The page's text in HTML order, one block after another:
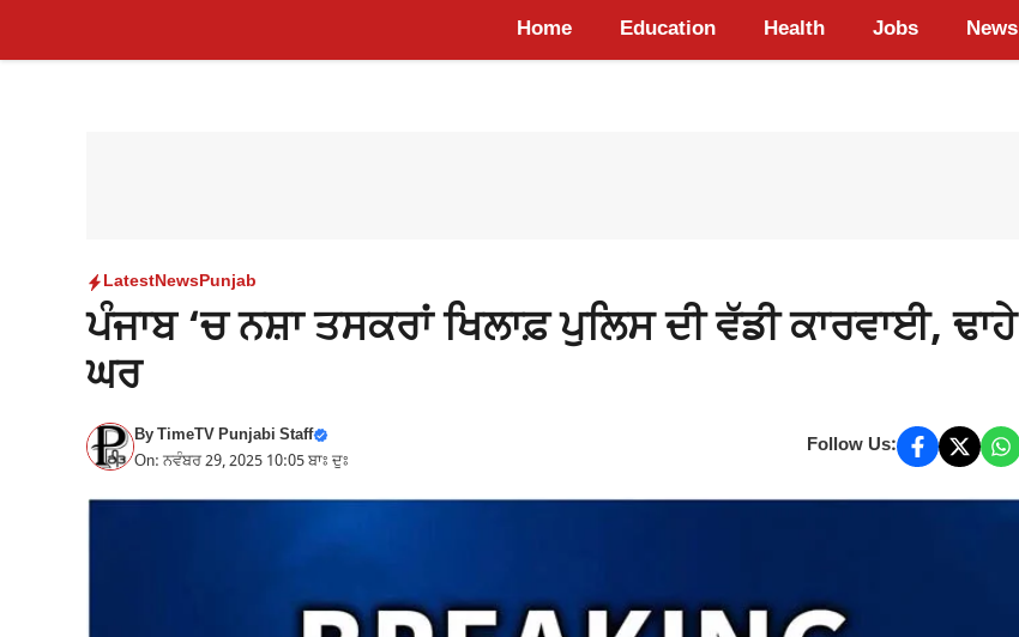
Home Education Health Jobs News
LatestNewsPunjab
ਪੰਜਾਬ ‘ਚ ਨਸ਼ਾ ਤਸਕਰਾਂ ਖਿਲਾਫ਼ ਪੁਲਿਸ ਦੀ ਵੱਡੀ ਕਾਰਵਾਈ, ਢਾਹੇ
ਘਰ
ByTimeTV Punjabi Staff
On: ਨਵੰਬਰ 29, 2025 10:05 ਬਾਃ ਦੁਃ
Follow Us: